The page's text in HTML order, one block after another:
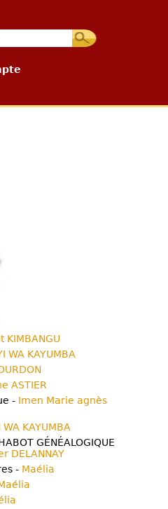
KIMBANGU
WA KAYUMBA
ASTIER
- Imen Marie agnès
KAYUMBA
GÉNÉALOGIQUE
DELANNAY
- Maélia